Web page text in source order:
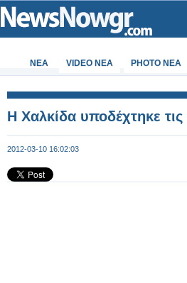
ΝΕΑ VIDEO NEA PHOTO NEA
Η Χαλκίδα υποδέχτηκε τις
2012-03-10 16:02:03